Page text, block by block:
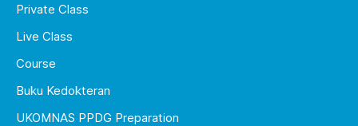
Private Class
Live Class
Course
Buku Kedokteran
UKOMNAS PPDG Preparation